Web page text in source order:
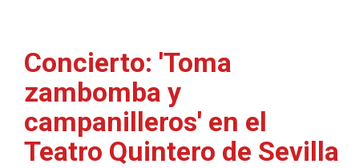
Concierto: 'Toma
zambomba y
campanilleros' en el
Teatro Quintero de Sevilla